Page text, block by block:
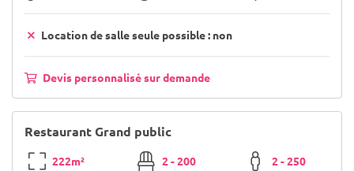
Location de salle seule possible : non
Devis personnalisé sur demande
Restaurant Grand public
222m² 2 - 200 2 - 250